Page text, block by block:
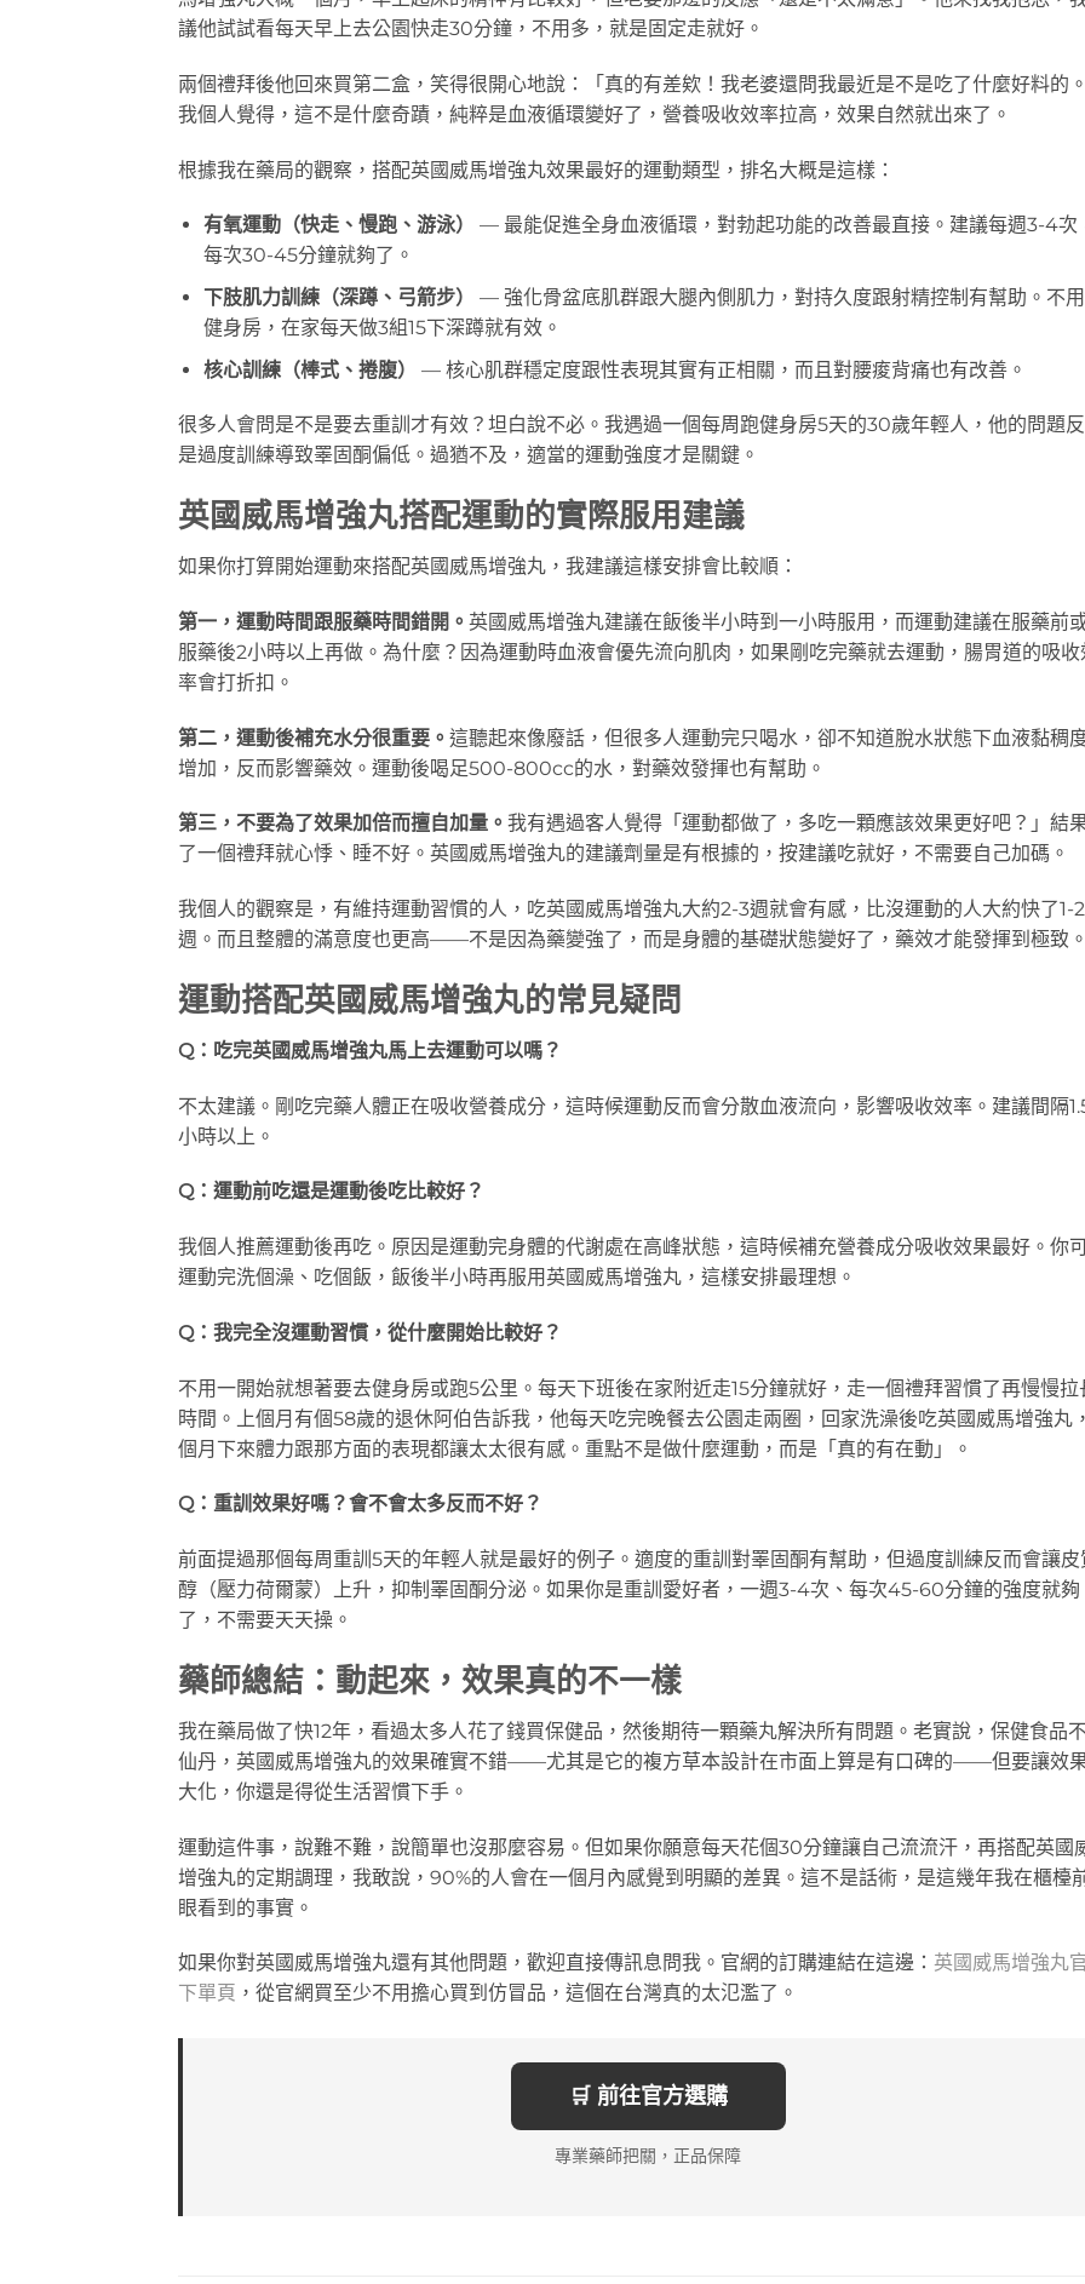
議他試試看每天早上去公園快走30分鐘，不用多，就是固定走就好。
兩個禮拜後他回來買第二盒，笑得很開心地說：「真的有差欸！我老婆還問我最近是不是吃了什麼好料的。
我個人覺得，這不是什麼奇蹟，純粹是血液循環變好了，營養吸收效率拉高，效果自然就出來了。
根據我在藥局的觀察，搭配英國威馬增強丸效果最好的運動類型，排名大概是這樣：
有氧運動（快走、慢跑、游泳）
— 最能促進全身血液循環，對勃起功能的改善最直接。建議每週3-4次
每次30-45分鐘就夠了。
下肢肌力訓練（深蹲、弓箭步）
— 強化骨盆底肌群跟大腿內側肌力，對持久度跟射精控制有幫助。不
健身房，在家每天做3組15下深蹲就有效。
核心訓練（棒式、捲腹）
— 核心肌群穩定度跟性表現其實有正相關，而且對腰痠背痛也有改善。
很多人會問是不是要去重訓才有效？坦白說不必。我遇過一個每周跑健身房5天的30歲年輕人，他的問題
是過度訓練導致睪固酮偏低。過猶不及，適當的運動強度才是關鍵。
英國威馬增強丸搭配運動的實際服用建議
如果你打算開始運動來搭配英國威馬增強丸，我建議這樣安排會比較順：
第一，運動時間跟服藥時間錯開。 英國威馬增強丸建議在飯後半小時到一小時服用，而運動建議在服藥前
服藥後2小時以上再做。為什麼？因為運動時血液會優先流向肌肉，如果剛吃完藥就去運動，腸胃道的吸收
率會打折扣。
第二，運動後補充水分很重要。 這聽起來像廢話，但很多人運動完只喝水，卻不知道脫水狀態下血液黏稠
增加，反而影響藥效。運動後喝足500-800cc的水，對藥效發揮也有幫助。
第三，不要為了效果加倍而擅自加量。 我有遇過客人覺得「運動都做了，多吃一顆應該效果更好吧？」結
了一個禮拜就心悸、睡不好。英國威馬增強丸的建議劑量是有根據的，按建議吃就好，不需要自己加碼。
我個人的觀察是，有維持運動習慣的人，吃英國威馬增強丸大約2-3週就會有感，比沒運動的人大約快了1-2
週。而且整體的滿意度也更高——不是因為藥變強了，而是身體的基礎狀態變好了，藥效才能發揮到極致。
運動搭配英國威馬增強丸的常見疑問
Q：吃完英國威馬增強丸馬上去運動可以嗎？
不太建議。剛吃完藥人體正在吸收營養成分，這時候運動反而會分散血液流向，影響吸收效率。建議間隔
小時以上。
Q：運動前吃還是運動後吃比較好？
我個人推薦運動後再吃。原因是運動完身體的代謝處在高峰狀態，這時候補充營養成分吸收效果最好。你
運動完洗個澡、吃個飯，飯後半小時再服用英國威馬增強丸，這樣安排最理想。
Q：我完全沒運動習慣，從什麼開始比較好？
不用一開始就想著要去健身房或跑5公里。每天下班後在家附近走15分鐘就好，走一個禮拜習慣了再慢慢拉
時間。上個月有個58歲的退休阿伯告訴我，他每天吃完晚餐去公園走兩圈，回家洗澡後吃英國威馬增強丸
個月下來體力跟那方面的表現都讓太太很有感。重點不是做什麼運動，而是「真的有在動」。
Q：重訓效果好嗎？會不會太多反而不好？
前面提過那個每周重訓5天的年輕人就是最好的例子。適度的重訓對睪固酮有幫助，但過度訓練反而會讓皮
醇（壓力荷爾蒙）上升，抑制睪固酮分泌。如果你是重訓愛好者，一週3-4次、每次45-60分鐘的強度就夠
了，不需要天天操。
藥師總結：動起來，效果真的不一樣
我在藥局做了快12年，看過太多人花了錢買保健品，然後期待一顆藥丸解決所有問題。老實說，保健食品
仙丹，英國威馬增強丸的效果確實不錯——尤其是它的複方草本設計在市面上算是有口碑的——但要讓效
大化，你還是得從生活習慣下手。
運動這件事，說難不難，說簡單也沒那麼容易。但如果你願意每天花個30分鐘讓自己流流汗，再搭配英國
增強丸的定期調理，我敢說，90%的人會在一個月內感覺到明顯的差異。這不是話術，是這幾年我在櫃檯
眼看到的事實。
如果你對英國威馬增強丸還有其他問題，歡迎直接傳訊息問我。官網的訂購連結在這邊： 英國威馬增強丸
下單頁 ，從官網買至少不用擔心買到仿冒品，這個在台灣真的太氾濫了。
🛒 前往官方選購
專業藥師把關，正品保障